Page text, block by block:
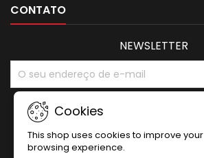
CONTATO
Cookies
This shop uses cookies to improve your
browsing experience.
NEWSLETTER